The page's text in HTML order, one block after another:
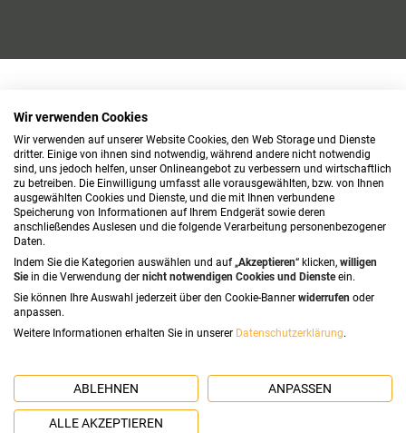
Wir verwenden Cookies
Wir verwenden auf unserer Website Cookies, den Web Storage und Dienste
dritter. Einige von ihnen sind notwendig, während andere nicht notwendig
sind, uns jedoch helfen, unser Onlineangebot zu verbessern und wirtschaftlich
zu betreiben. Die Einwilligung umfasst alle vorausgewählten, bzw. von Ihnen
ausgewählten Cookies und Dienste, und die mit Ihnen verbundene
Speicherung von Informationen auf Ihrem Endgerät sowie deren
anschließendes Auslesen und die folgende Verarbeitung personenbezogener
Daten.
Indem Sie die Kategorien auswählen und auf „Akzeptieren“ klicken, willigen
Sie in die Verwendung der nicht notwendigen Cookies und Diensteein.
Sie können Ihre Auswahl jederzeit über den Cookie-Banner widerrufen oder
anpassen.
Weitere Informationen erhalten Sie in unserer Datenschutzerklärung.
ABLEHNEN ANPASSEN
ALLE AKZEPTIEREN